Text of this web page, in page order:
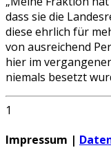
dass sie die
diese ehrlich für
von ausreichend
hier im
niemals besetzt
1
Impressum |